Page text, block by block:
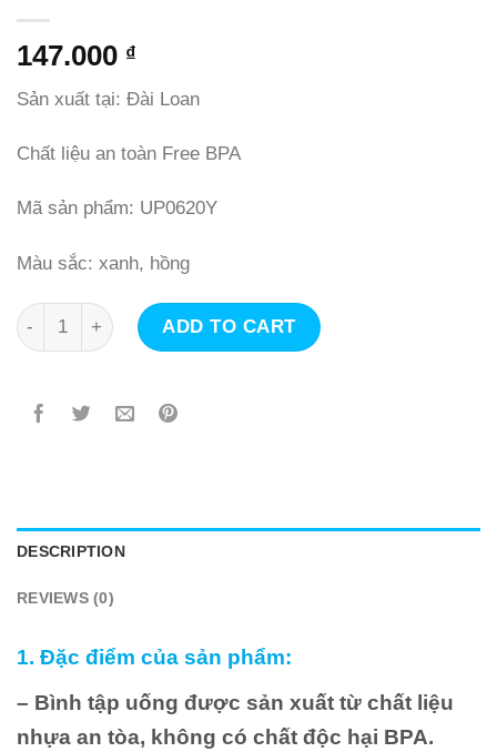
147.000 ₫
Sản xuất tại: Đài Loan
Chất liệu an toàn Free BPA
Mã sản phẩm: UP0620Y
Màu sắc: xanh, hồng
Bình nước nắp bật ống hút mềm - 420ml quantity
ADD TO CART
DESCRIPTION
REVIEWS (0)
1. Đặc điểm của sản phẩm:
– Bình tập uống được sản xuất từ chất liệu
nhựa an tòa, không có chất độc hại BPA.